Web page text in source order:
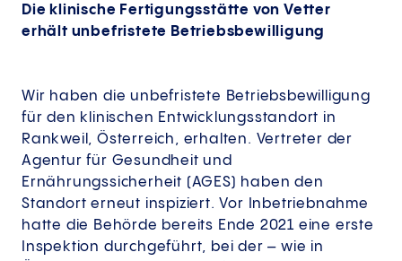
Die klinische Fertigungsstätte von Vetter
erhält unbefristete Betriebsbewilligung
Wir haben die unbefristete Betriebsbewilligung
für den klinischen Entwicklungsstandort in
Rankweil, Österreich, erhalten. Vertreter der
Agentur für Gesundheit und
Ernährungssicherheit (AGES) haben den
Standort erneut inspiziert. Vor Inbetriebnahme
hatte die Behörde bereits Ende 2021 eine erste
Inspektion durchgeführt, bei der – wie in